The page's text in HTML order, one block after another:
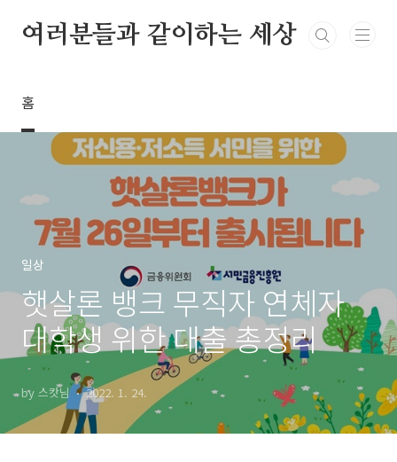
여러분들과 같이하는 세상
홈
일상
햇살론 뱅크 무직자 연체자
대학생 위한 대출 총정리
by 스캇님 2022. 1. 24.